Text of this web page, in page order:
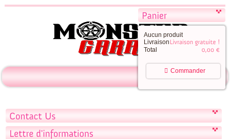
Aucun produit
Livraison
Total
Commander